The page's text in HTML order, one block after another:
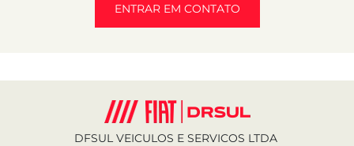
ENTRAR EM CONTATO
DFSUL VEICULOS E SERVICOS LTDA